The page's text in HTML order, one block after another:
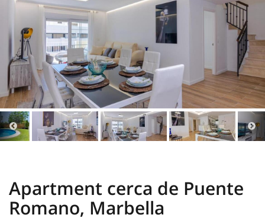
Apartment cerca de Puente
Romano, Marbella